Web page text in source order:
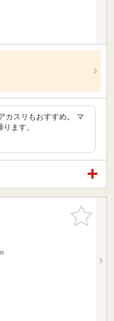
カスリもおすすめ。 マ
ます。
お気に入
りに追加